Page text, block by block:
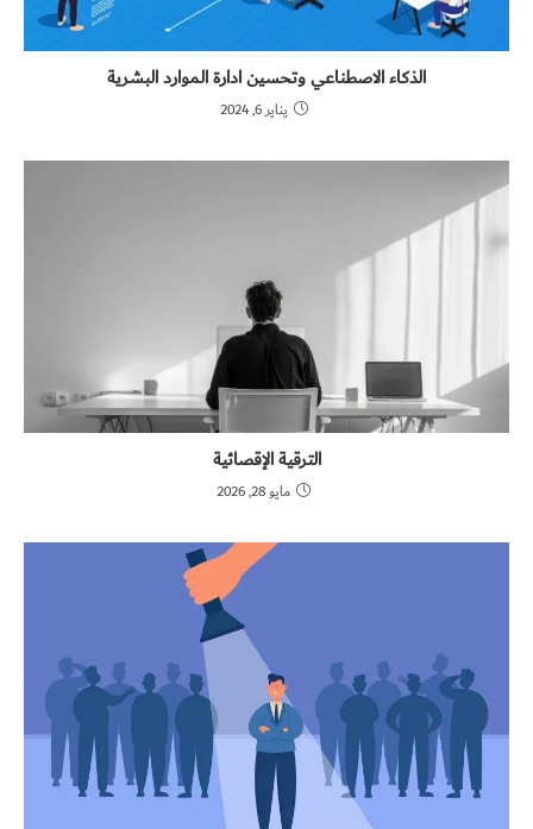
الذكاء الاصطناعي وتحسين ادارة الموارد البشرية
يناير 6, 2024
الترقية الإقصائية
مايو 28, 2026